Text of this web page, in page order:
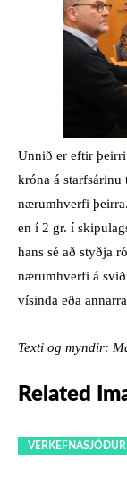
Unnið er eftir
króna á
nærumhverfi
en í 2 gr. í
hans sé að styðja
nærumhverfi á
vísinda eða
Texti og myndir:
Related
VERKEFNASJÓÐUR